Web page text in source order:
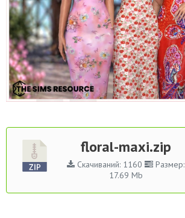
floral-maxi.zip
Скачиваний: 1160
Размер:
17.69 Mb